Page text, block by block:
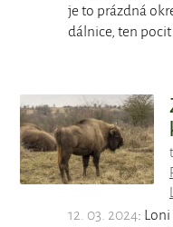
je to prázdná
dálnice, ten
12. 03. 2024: